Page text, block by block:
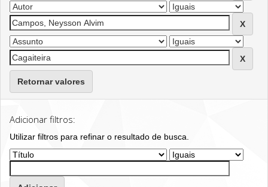
Retornar valores
Adicionar filtros:
Utilizar filtros para refinar o resultado de busca.